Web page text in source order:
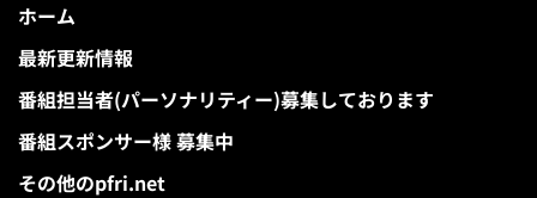
ホーム
最新更新情報
番組担当者(パーソナリティー)募集しております
番組スポンサー様 募集中
その他のpfri.net